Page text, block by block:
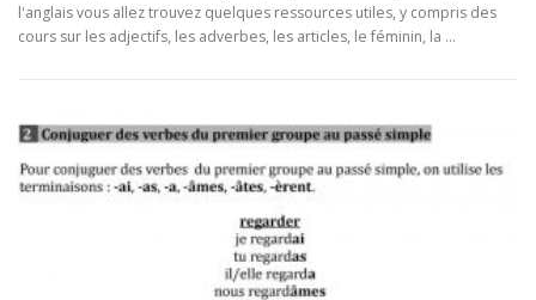
l'anglais vous allez trouvez quelques ressources utiles, y compris des
cours sur les adjectifs, les adverbes, les articles, le féminin, la …